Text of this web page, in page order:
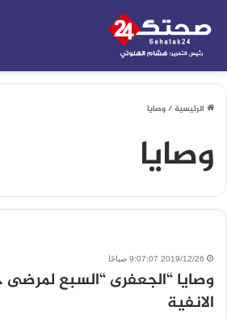
الرئيسية/وصايا
وصايا
2019/12/26 9:07:07 صباحًا
وصايا “الجعفرى “السبع
الانفية